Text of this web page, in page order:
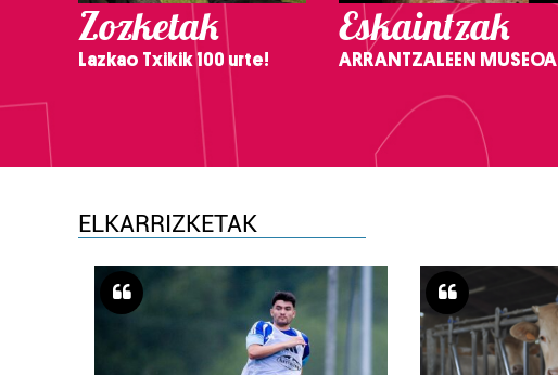
Zozketak
Lazkao Txikik 100 urte!
Eskaintzak
ARRANTZALEEN MUSEOA
ELKARRIZKETAK